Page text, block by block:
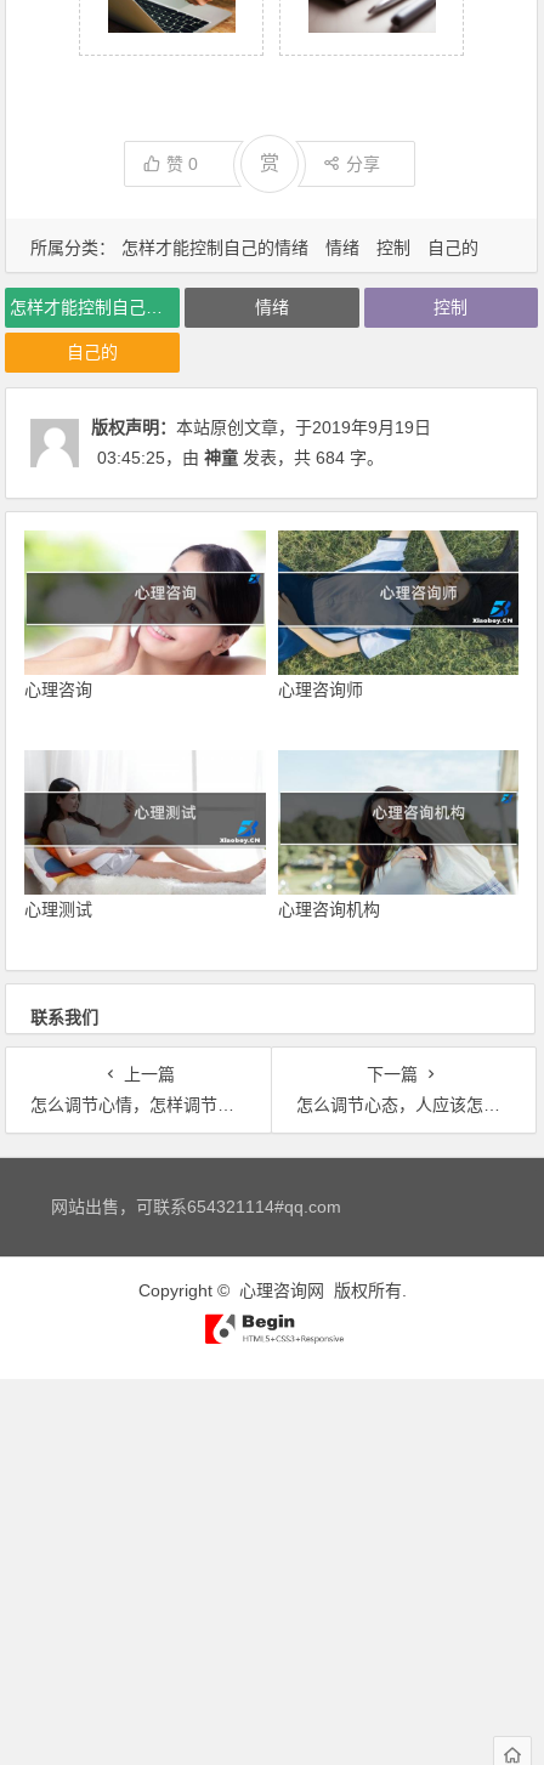
所属分类： 怎样才能控制自己的情绪 情绪 控制 自己的
赞0 赏 分享
情绪 控制
自己的
版权声明：本站原创文章，于2019年9月19日
03:45:25，由神童 发表，共 684 字。
心理咨询 心理咨询师
心理测试 心理咨询机构
联系我们
上一篇
怎么调节心情，怎样调节自己的情绪？
下一篇
怎么调节心态，人应该怎样调整自己的心态
文章导航
网站出售，可联系654321114#qq.com
Copyright © 心理咨询网 版权所有.